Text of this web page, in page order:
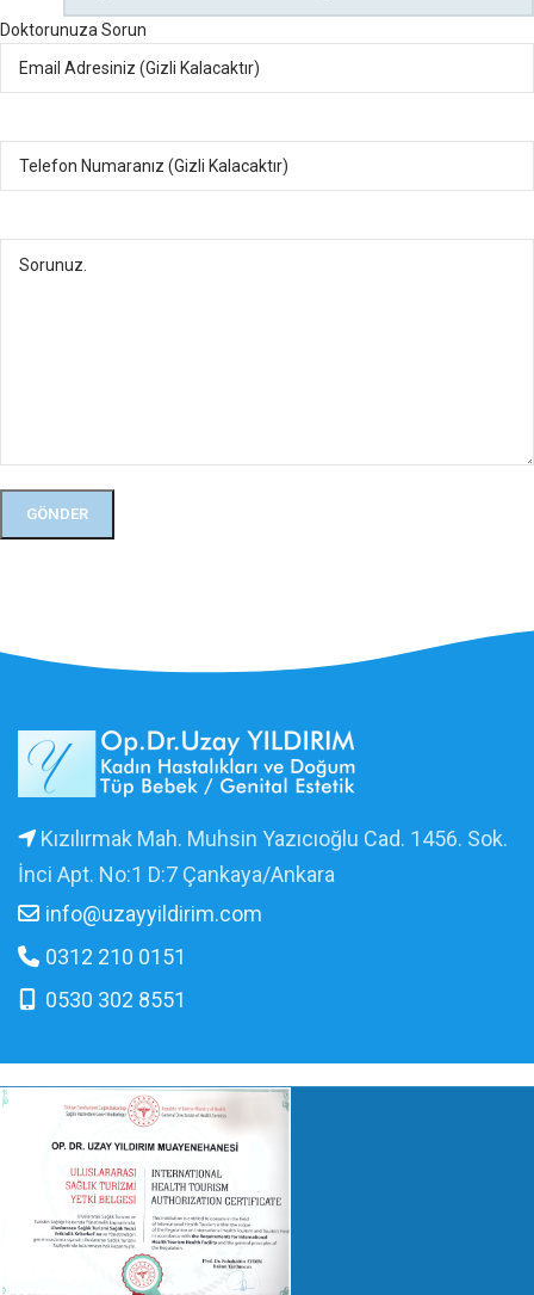
Doktorunuza Sorun
Kızılırmak Mah. Muhsin Yazıcıoğlu Cad. 1456. Sok.
İnci Apt. No:1 D:7 Çankaya/Ankara
info@uzayyildirim.com
0312 210 0151
0530 302 8551